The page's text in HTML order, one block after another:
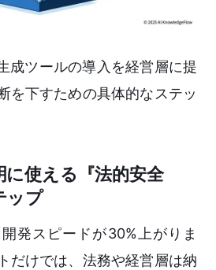
成ツールの導入を経営層に提
を下すための具体的なステッ
に使える『法的安全
ップ
発スピードが30%上がりま
だけでは、法務や経営層は納